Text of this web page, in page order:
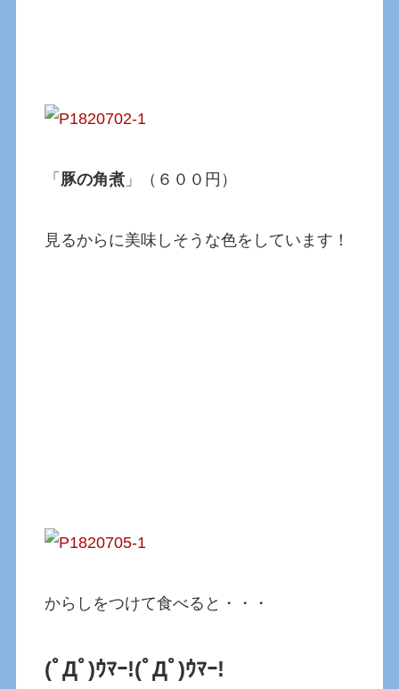
「 豚の角煮 」（６００円）
見るからに美味しそうな色をしています！
からしをつけて食べると・・・
(ﾟДﾟ)ｳﾏｰ!(ﾟДﾟ)ｳﾏｰ!